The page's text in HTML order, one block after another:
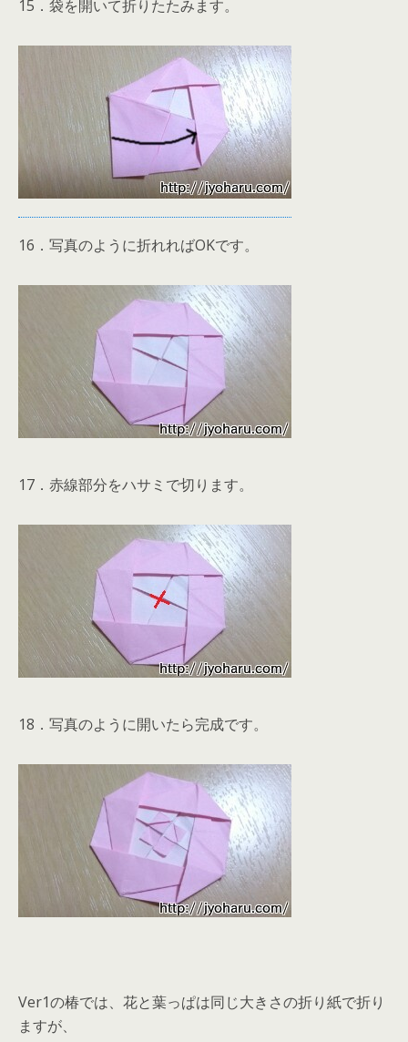
15．袋を開いて折りたたみます。
16．写真のように折れればOKです。
17．赤線部分をハサミで切ります。
18．写真のように開いたら完成です。
Ver1の椿では、花と葉っぱは同じ大きさの折り紙で折り
ますが、